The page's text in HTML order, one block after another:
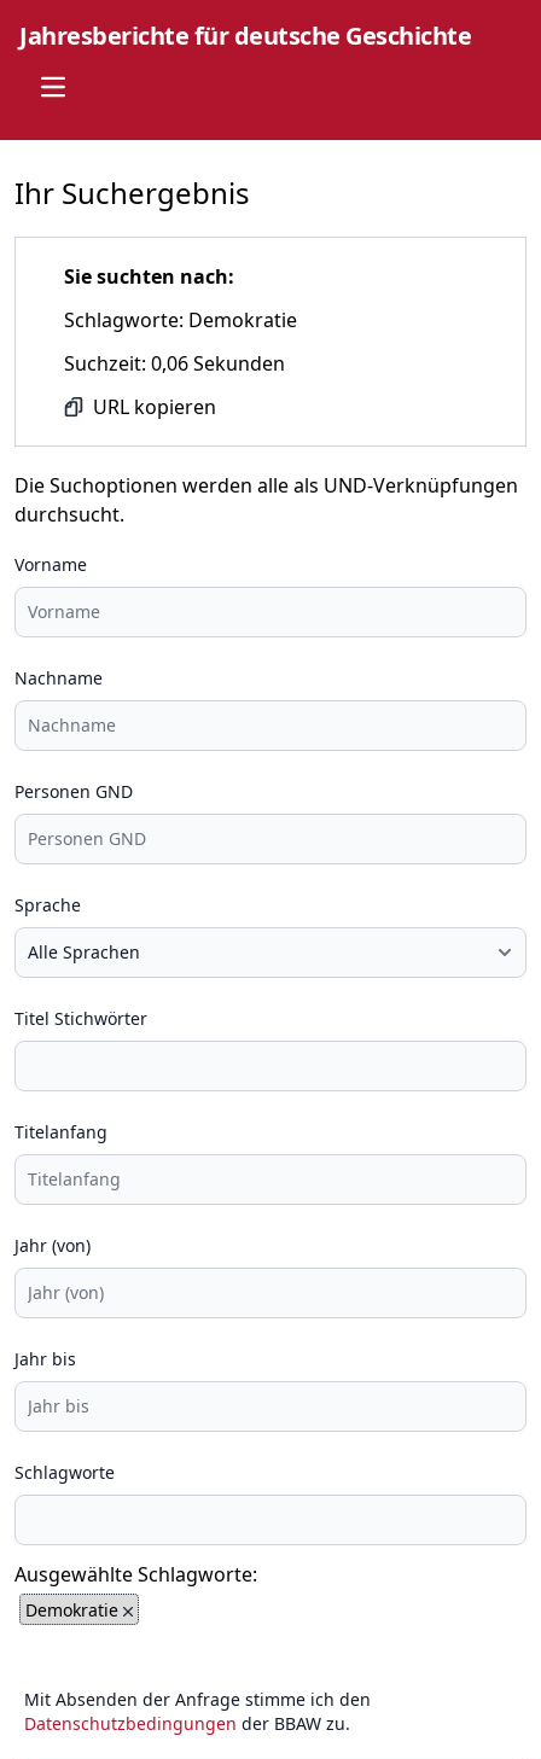
Jahresberichte für deutsche Geschichte
Open main menu
Ihr Suchergebnis
Sie suchten nach:
Schlagworte: Demokratie
Suchzeit: 0,06 Sekunden
URL kopieren
Die Suchoptionen werden alle als UND-Verknüpfungen
durchsucht.
Vorname
Nachname
Personen GND
Sprache
Titel Stichwörter
Titelanfang
Jahr (von)
Jahr bis
Schlagworte
Ausgewählte Schlagworte:
Demokratie
Mit Absenden der Anfrage stimme ich den
Datenschutzbedingungen der BBAW zu.